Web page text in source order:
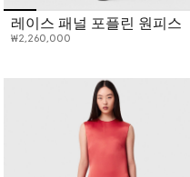
레이스 패널 포플린 원피스
₩2,260,000